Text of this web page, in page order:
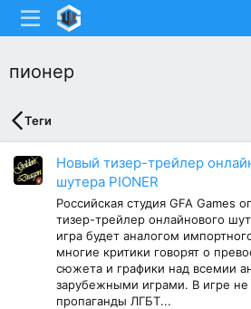
пионер
Теги
Новый тизер-трейлер
шутера PIONER
Российская студия GFA Games
тизер-трейлер онлайнового
игра будет аналогом
многие критики говорят о
сюжета и графики над всемии
зарубежными играми. В игре не
пропаганды ЛГБТ...